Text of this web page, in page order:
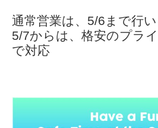
通常営業は、5/6まで行
5/7からは、格安のプラ
で対応